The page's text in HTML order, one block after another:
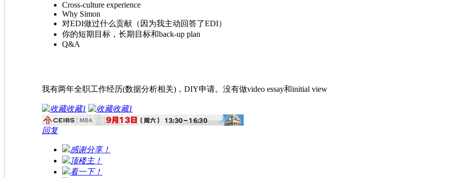
Cross-culture experience
Why Simon
对EDI做过什么贡献（因为我主动回答了EDI）
你的短期目标，长期目标和back-up plan
Q&A
我有两年全职工作经历(数据分析相关)，DIY申请。没有做video essay和initial view
收藏1 收藏1
回复
感谢分享！
顶楼主！
看一下！